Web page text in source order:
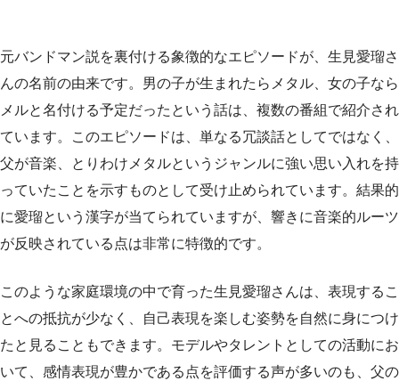
元バンドマン説を裏付ける象徴的なエピソードが、生見愛瑠さ
んの名前の由来です。男の子が生まれたらメタル、女の子なら
メルと名付ける予定だったという話は、複数の番組で紹介され
ています。このエピソードは、単なる冗談話としてではなく、
父が音楽、とりわけメタルというジャンルに強い思い入れを持
っていたことを示すものとして受け止められています。結果的
に愛瑠という漢字が当てられていますが、響きに音楽的ルーツ
が反映されている点は非常に特徴的です。
このような家庭環境の中で育った生見愛瑠さんは、表現するこ
とへの抵抗が少なく、自己表現を楽しむ姿勢を自然に身につけ
たと見ることもできます。モデルやタレントとしての活動にお
いて、感情表現が豊かである点を評価する声が多いのも、父の